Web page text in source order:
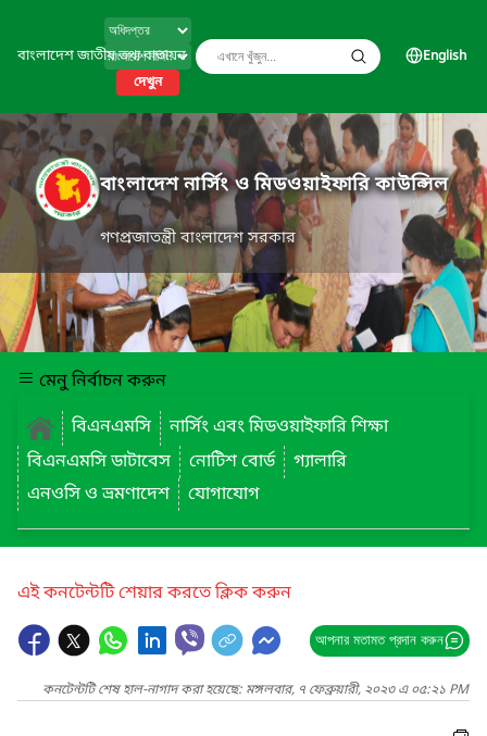
বাংলাদেশ জাতীয় তথ্য বাতায়ন
দেখুন
English
বাংলাদেশ নার্সিং ও মিডওয়াইফারি কাউন্সিল
গণপ্রজাতন্ত্রী বাংলাদেশ সরকার
মেনু নির্বাচন করুন
বিএনএমসি
নার্সিং এবং মিডওয়াইফারি শিক্ষা
বিএনএমসি ডাটাবেস
নোটিশ বোর্ড
গ্যালারি
এনওসি ও ভ্রমণাদেশ
যোগাযোগ
এই কনটেন্টটি শেয়ার করতে ক্লিক করুন
আপনার মতামত প্রদান করুন
কনটেন্টটি শেষ হাল-নাগাদ করা হয়েছে: মঙ্গলবার, ৭ ফেব্রুয়ারী, ২০২৩ এ ০৫:২১ PM